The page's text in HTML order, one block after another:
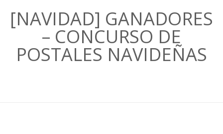
[NAVIDAD] GANADORES
– CONCURSO DE
POSTALES NAVIDEÑAS